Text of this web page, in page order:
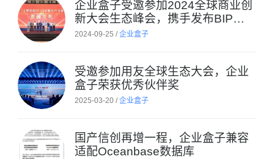
企业盒子受邀参加2024全球商业创
新大会生态峰会，携手发布BIP原
生产品
2024-09-25 /企业盒子
受邀参加用友全球生态大会，企业
盒子荣获优秀伙伴奖
2025-03-20 /企业盒子
国产信创再增一程，企业盒子兼容
适配Oceanbase数据库